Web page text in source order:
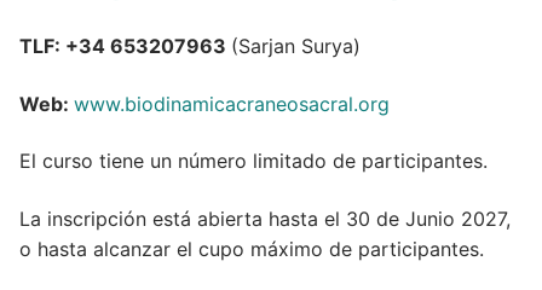
TLF: +34 653207963 (Sarjan Surya)
Web: www.biodinamicacraneosacral.org
El curso tiene un número limitado de participantes.
La inscripción está abierta hasta el 30 de Junio 2027,
o hasta alcanzar el cupo máximo de participantes.